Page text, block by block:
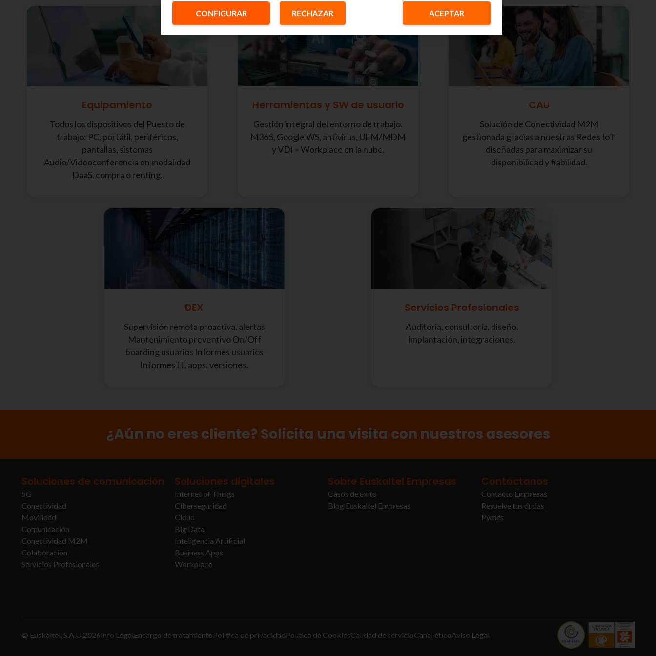
Equipamiento
Todos los dispositivos del Puesto de
trabajo: PC, portátil, periféricos,
pantallas, sistemas
Audio/Videoconferencia en modalidad
DaaS, compra o renting.
Herramientas y SW de usuario
Gestión integral del entorno de trabajo:
M365, Google WS, antivirus, UEM/MDM
y VDI – Workplace en la nube.
CAU
Solución de Conectividad M2M
gestionada gracias a nuestras Redes IoT
diseñadas para maximizar su
disponibilidad y fiabilidad.
DEX
Supervisión remota proactiva, alertas
Mantenimiento preventivo On/Off
boarding usuarios Informes usuarios
Informes IT, apps, versiones.
Servicios Profesionales
Auditoría, consultoría, diseño,
implantación, integraciones.
¿Aún no eres cliente? Solicita una visita con nuestros asesores
Soluciones de comunicación
5G
Conectividad
Movilidad
Comunicación
Conectividad M2M
Colaboración
Servicios Profesionales
Soluciones digitales
Internet of Things
Ciberseguridad
Cloud
Big Data
Inteligencia Artificial
Business Apps
Workplace
Sobre Euskaltel Empresas
Casos de éxito
Blog Euskaltel Empresas
Contáctanos
Contacto Empresas
Resuelve tus dudas
Pymes
© Euskaltel, S.A.U 2026Info LegalEncargo de tratamientoPolítica de privacidadPolítica de CookiesCalidad de servicioCanal éticoAviso Legal
CONFIGURAR RECHAZAR ACEPTAR